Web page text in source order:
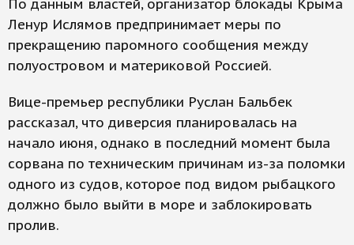
По данным властей, организатор блокады Крыма
Ленур Ислямов предпринимает меры по
прекращению паромного сообщения между
полуостровом и материковой Россией.
Вице-премьер республики Руслан Бальбек
рассказал, что диверсия планировалась на
начало июня, однако в последний момент была
сорвана по техническим причинам из-за поломки
одного из судов, которое под видом рыбацкого
должно было выйти в море и заблокировать
пролив.